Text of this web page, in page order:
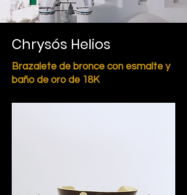
Chrysós Helios
Brazalete de bronce con esmalte y
baño de oro de 18K